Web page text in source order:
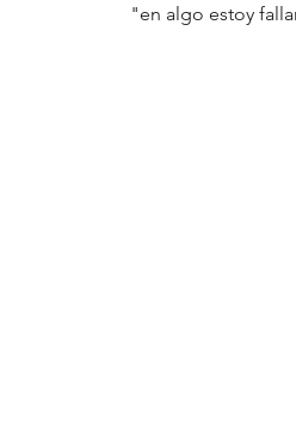
"en algo estoy